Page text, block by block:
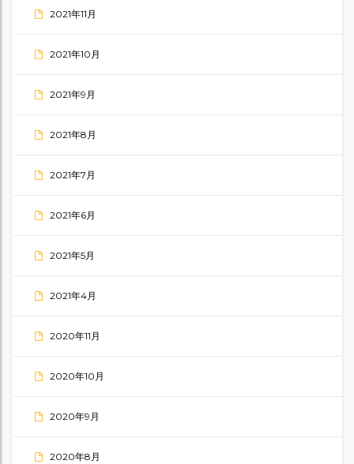
2021年11月
2021年10月
2021年9月
2021年8月
2021年7月
2021年6月
2021年5月
2021年4月
2020年11月
2020年10月
2020年9月
2020年8月